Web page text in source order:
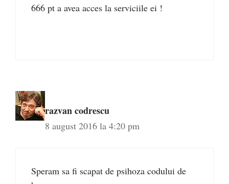
666 pt a avea acces la serviciile ei !
razvan codrescu
8 august 2016 la 4:20 pm
Speram sa fi scapat de psihoza codului de